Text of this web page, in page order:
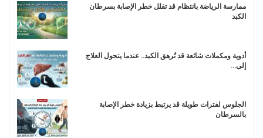
ممارسة الرياضة بانتظام قد تقلل خطر الإصابة بسرطان
الكبد
أدوية ومكملات شائعة قد تُرهق الكبد.. عندما يتحول العلاج
إلى…
الجلوس لفترات طويلة قد يرتبط بزيادة خطر الإصابة
بالسرطان